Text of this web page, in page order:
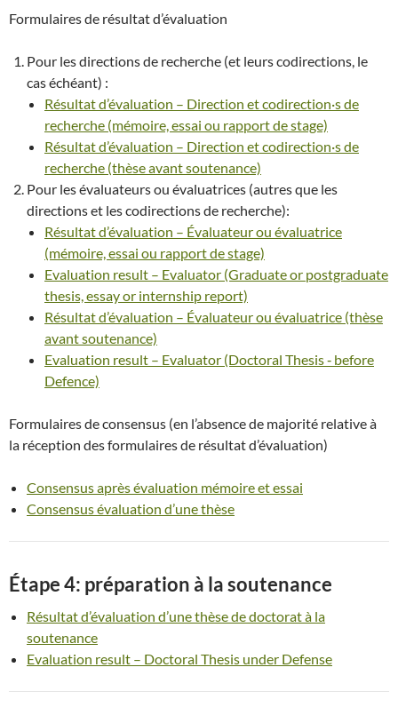
Formulaires de résultat d’évaluation
Pour les directions de recherche (et leurs codirections, le
cas échéant) :
Résultat d’évaluation – Direction et codirection·s de
recherche (mémoire, essai ou rapport de stage)
Résultat d’évaluation – Direction et codirection·s de
recherche (thèse avant soutenance)
Pour les évaluateurs ou évaluatrices (autres que les
directions et les codirections de recherche):
Résultat d’évaluation – Évaluateur ou évaluatrice
(mémoire, essai ou rapport de stage)
Evaluation result – Evaluator (Graduate or postgraduate
thesis, essay or internship report)
Résultat d’évaluation – Évaluateur ou évaluatrice (thèse
avant soutenance)
Evaluation result – Evaluator (Doctoral Thesis ‐ before
Defence)
Formulaires de consensus (en l’absence de majorité relative à
la réception des formulaires de résultat d’évaluation)
Consensus après évaluation mémoire et essai
Consensus évaluation d’une thèse
Étape 4: préparation à la soutenance
Résultat d’évaluation d’une thèse de doctorat à la
soutenance
Evaluation result – Doctoral Thesis under Defense